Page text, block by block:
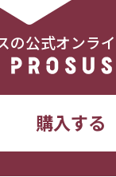
の公式オンラ
購入する